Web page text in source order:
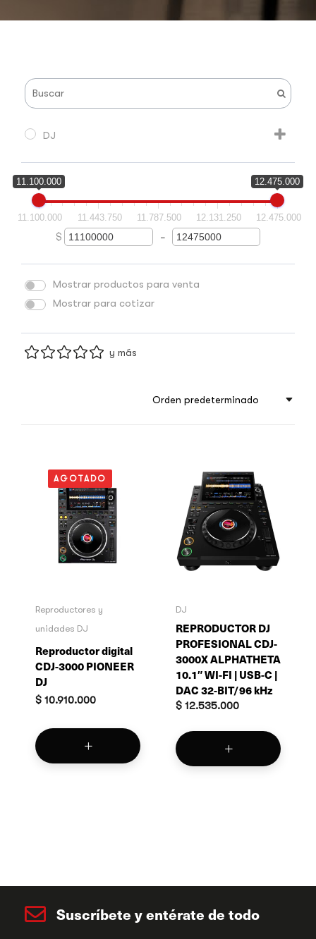
DJ
11.100.000 12.475.000
11.100.000 11.443.750 11.787.500 12.131.250 12.475.000
$
Minimum Price
-
Maximum Price
Mostrar productos para venta
Mostrar para cotizar
y más
Orden predeterminado
AGOTADO
Reproductores y
unidades DJ
Reproductor digital
CDJ-3000 PIONEER
DJ
$ 10.910.000
DJ
REPRODUCTOR DJ
PROFESIONAL CDJ-
3000X ALPHATHETA
10.1″ WI-FI | USB-C |
DAC 32-BIT/96 kHz
$ 12.535.000
Suscríbete y entérate de todo